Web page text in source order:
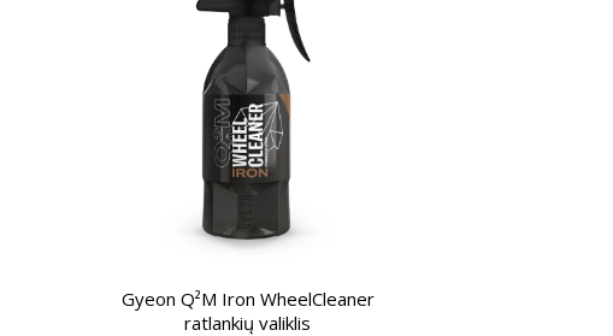
Gyeon Q²M Iron WheelCleaner
ratlankių valiklis